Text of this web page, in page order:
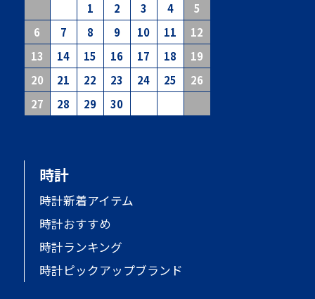
1 2 3 4
5
6
7 8 9 10 11
12
13
14 15 16 17 18
19
20
21 22 23 24 25
26
27
28 29 30
時計
時計新着アイテム
時計おすすめ
時計ランキング
時計ピックアップブランド